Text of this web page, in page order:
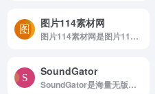
图片114素材网
图片114素材网是图片114网提供海量原创素材,包括设计作品下载。
SoundGator
SoundGator是海量无版权自然音效，全部免费下载，界面十分简约。